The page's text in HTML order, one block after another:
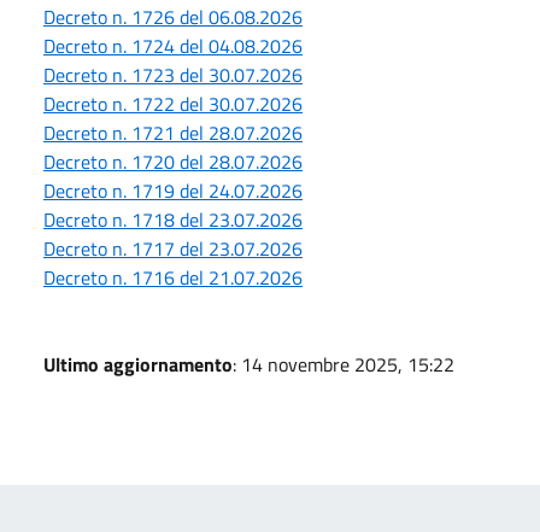
Decreto n. 1726 del 06.08.2026
Decreto n. 1724 del 04.08.2026
Decreto n. 1723 del 30.07.2026
Decreto n. 1722 del 30.07.2026
Decreto n. 1721 del 28.07.2026
Decreto n. 1720 del 28.07.2026
Decreto n. 1719 del 24.07.2026
Decreto n. 1718 del 23.07.2026
Decreto n. 1717 del 23.07.2026
Decreto n. 1716 del 21.07.2026
Ultimo aggiornamento: 14 novembre 2025, 15:22